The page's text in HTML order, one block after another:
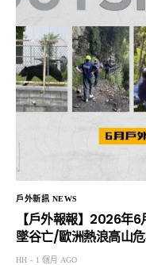
戶外新訊 NEWS
【戶外報報】2026年
墜谷亡/歐洲熱浪高山
HH 1 個月 AGO